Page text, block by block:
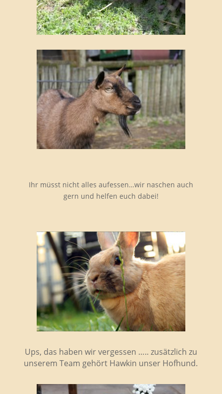
Ihr müsst nicht alles aufessen…wir naschen auch
gern und helfen euch dabei!
Ups, das haben wir vergessen ….. zusätzlich zu
unserem Team gehört Hawkin unser Hofhund.